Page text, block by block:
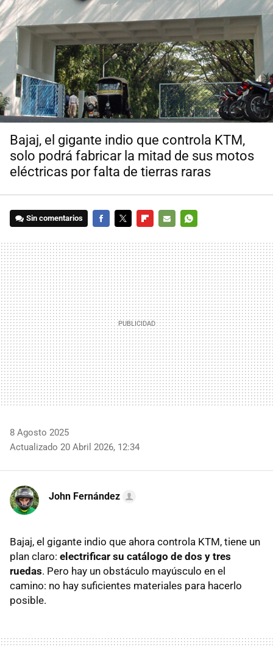
Bajaj, el gigante indio que controla KTM,
solo podrá fabricar la mitad de sus motos
eléctricas por falta de tierras raras
Sin comentarios
MAIL
8 Agosto 2025
Actualizado 20 Abril 2026, 12:34
John Fernández
Bajaj, el gigante indio que ahora controla KTM, tiene un
plan claro: electrificar su catálogo de dos y tres
ruedas. Pero hay un obstáculo mayúsculo en el
camino: no hay suficientes materiales para hacerlo
posible.